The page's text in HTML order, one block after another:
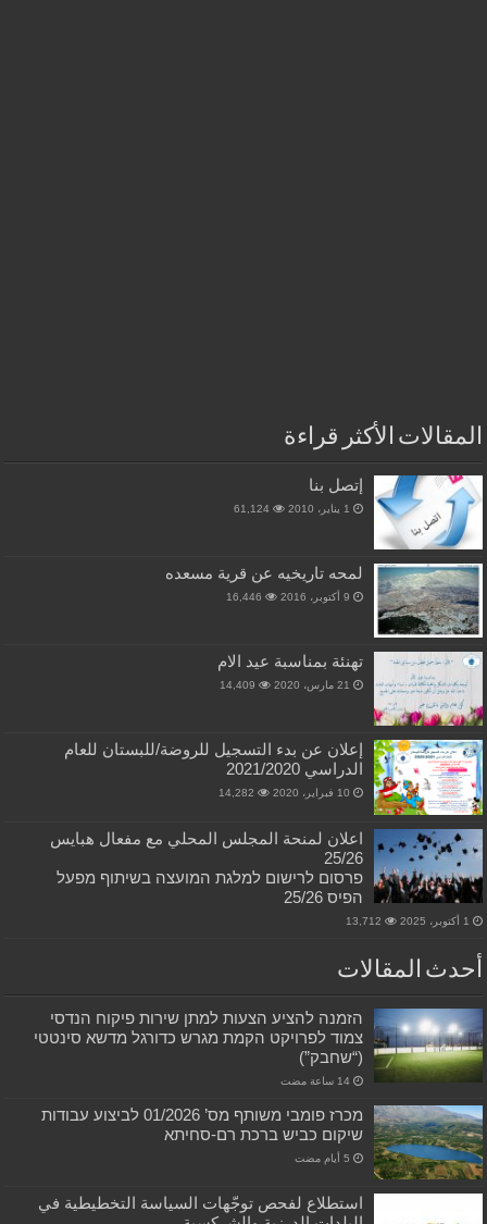
المقالات الأكثر قراءة
إتصل بنا
1 يناير، 2010 61,124
لمحه تاريخيه عن قرية مسعده
9 أكتوبر، 2016 16,446
تهنئة بمناسبة عيد الام
21 مارس، 2020 14,409
إعلان عن بدء التسجيل للروضة/للبستان للعام
الدراسي 2021/2020
10 فبراير، 2020 14,282
اعلان لمنحة المجلس المحلي مع مفعال هبايس
25/26
פרסום לרישום למלגת המועצה בשיתוף מפעל
הפיס 25/26
1 أكتوبر، 2025 13,712
أحدث المقالات
הזמנה להציע הצעות למתן שירות פיקוח הנדסי
צמוד לפרויקט הקמת מגרש כדורגל מדשא סינטטי
(“שחבק”)
מכרז פומבי משותף מס’ 01/2026 לביצוע עבודות
שיקום כביש ברכת רם-סחיתא
استطلاع لفحص توجّهات السياسة التخطيطية في